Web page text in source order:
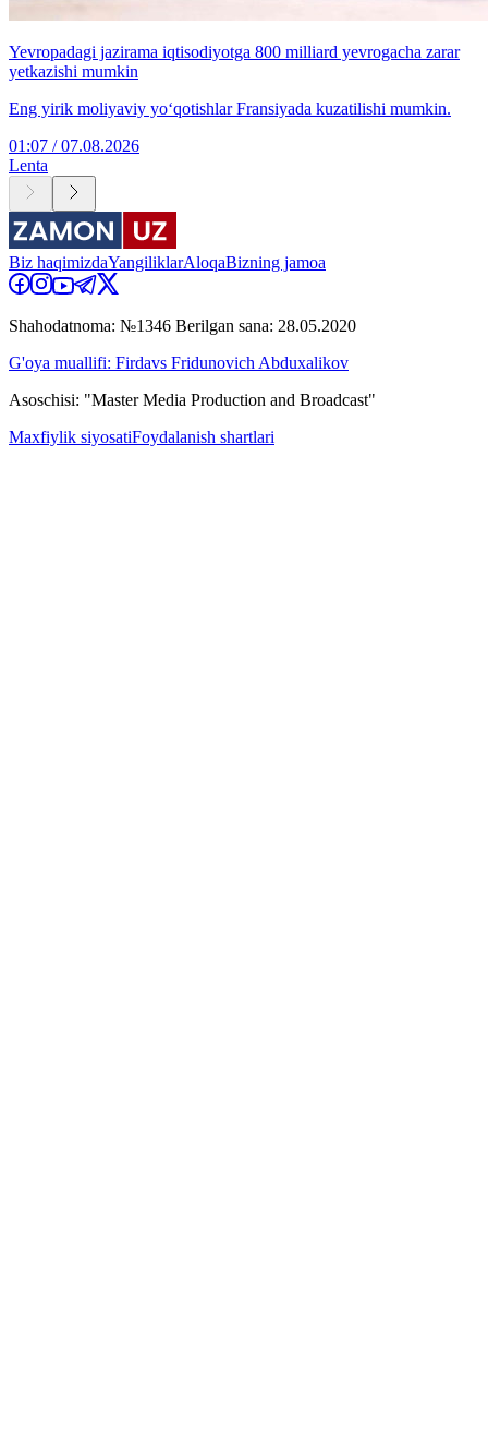
Yevropadagi jazirama iqtisodiyotga 800 milliard yevrogacha zarar
yetkazishi mumkin
Eng yirik moliyaviy yo‘qotishlar Fransiyada kuzatilishi mumkin.
01:07 / 07.08.2026
Lenta
Biz haqimizdaYangiliklarAloqaBizning jamoa
Shahodatnoma: №1346 Berilgan sana: 28.05.2020
G'oya muallifi: Firdavs Fridunovich Abduxalikov
Asoschisi: "Master Media Production and Broadcast"
Maxfiylik siyosatiFoydalanish shartlari